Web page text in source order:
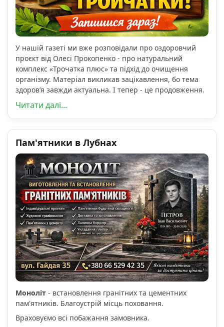
У нашій газеті ми вже розповідали про оздоровчий
проєкт від Олесі Прокопенко - про натуральний
комплекс «Трочатка плюс» та підхід до очищення
організму. Матеріал викликав зацікавлення, бо тема
здоров’я завжди актуальна. І тепер - це продовження.
Читати далі...
Пам'ятники в Лубнах
Моноліт - встановлення гранітних та цементних
пам'ятників. Благоустрій місць поховання.
Враховуємо всі побажання замовника.